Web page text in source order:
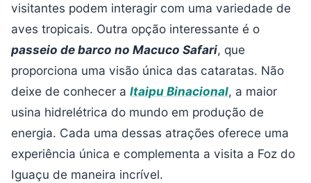
visitantes podem interagir com uma variedade de
aves tropicais. Outra opção interessante é o
passeio de barco no Macuco Safari, que
proporciona uma visão única das cataratas. Não
deixe de conhecer a Itaipu Binacional, a maior
usina hidrelétrica do mundo em produção de
energia. Cada uma dessas atrações oferece uma
experiência única e complementa a visita a Foz do
Iguaçu de maneira incrível.